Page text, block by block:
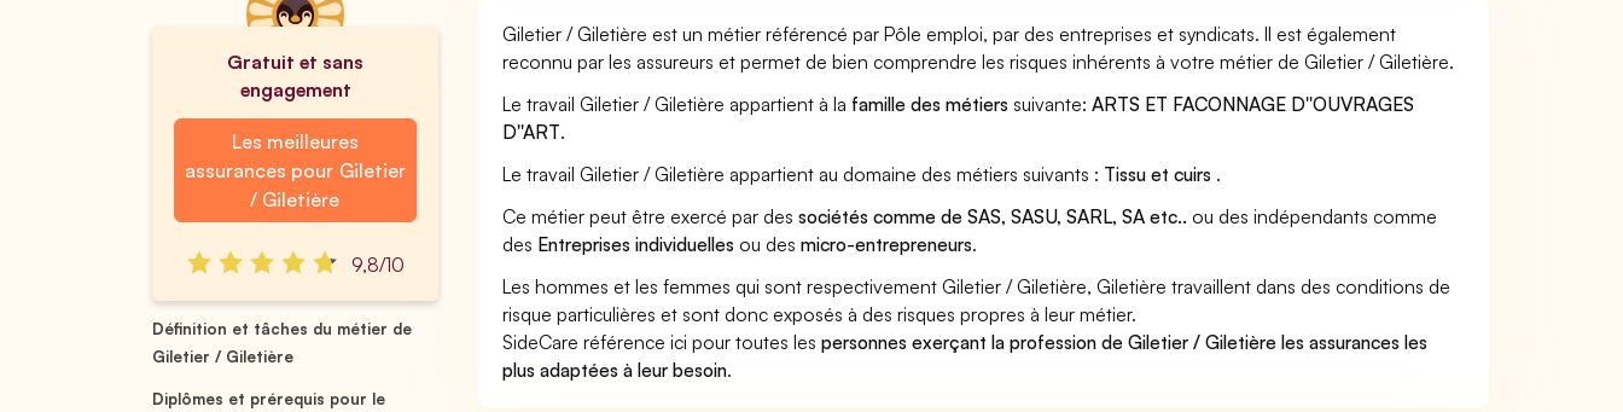
Gratuit et sans
engagement
Les meilleures
assurances pour Giletier
/ Giletière
9,8/10
Définition et tâches du métier de
Giletier / Giletière
Diplômes et prérequis pour le
Giletier / Giletière est un métier référencé par Pôle emploi, par des entreprises et syndicats. Il est également
reconnu par les assureurs et permet de bien comprendre les risques inhérents à votre métier de Giletier / Giletière.
Le travail Giletier / Giletière appartient à la famille des métiers suivante:ARTS ET FACONNAGE D''OUVRAGES
D''ART.
Le travail Giletier / Giletière appartient au domaine des métiers suivants : Tissu et cuirs .
Ce métier peut être exercé par dessociétés comme de SAS, SASU, SARL, SA etc.. ou des indépendants comme
des Entreprises individuelles ou desmicro-entrepreneurs.
Les hommes et les femmes qui sont respectivement Giletier / Giletière, Giletière travaillent dans des conditions de
risque particulières et sont donc exposés à des risques propres à leur métier.
SideCare référence ici pour toutes lespersonnes exerçant la profession de Giletier / Giletière les assurances les
plus adaptées à leur besoin.